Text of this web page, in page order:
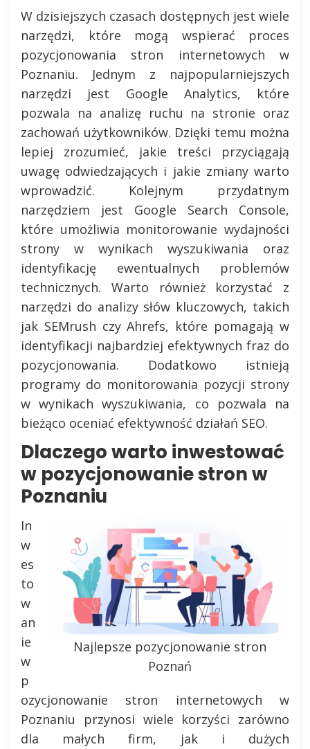
W dzisiejszych czasach dostępnych jest wiele
narzędzi, które mogą wspierać proces
pozycjonowania stron internetowych w
Poznaniu. Jednym z najpopularniejszych
narzędzi jest Google Analytics, które
pozwala na analizę ruchu na stronie oraz
zachowań użytkowników. Dzięki temu można
lepiej zrozumieć, jakie treści przyciągają
uwagę odwiedzających i jakie zmiany warto
wprowadzić. Kolejnym przydatnym
narzędziem jest Google Search Console,
które umożliwia monitorowanie wydajności
strony w wynikach wyszukiwania oraz
identyfikację ewentualnych problemów
technicznych. Warto również korzystać z
narzędzi do analizy słów kluczowych, takich
jak SEMrush czy Ahrefs, które pomagają w
identyfikacji najbardziej efektywnych fraz do
pozycjonowania. Dodatkowo istnieją
programy do monitorowania pozycji strony
w wynikach wyszukiwania, co pozwala na
bieżąco oceniać efektywność działań SEO.
Dlaczego warto inwestować
w pozycjonowanie stron w
Poznaniu
Najlepsze pozycjonowanie stron
Poznań
In
w
es
to
w
an
ie
w
p
ozycjonowanie stron internetowych w
Poznaniu przynosi wiele korzyści zarówno
dla małych firm, jak i dużych